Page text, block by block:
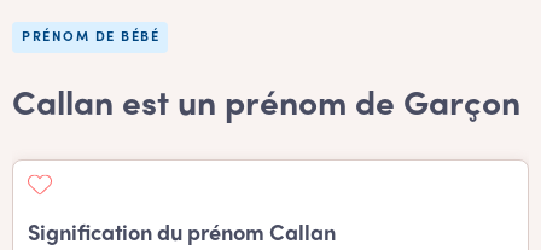
PRÉNOM DE BÉBÉ
Callan est un prénom de Garçon
Signification du prénom Callan